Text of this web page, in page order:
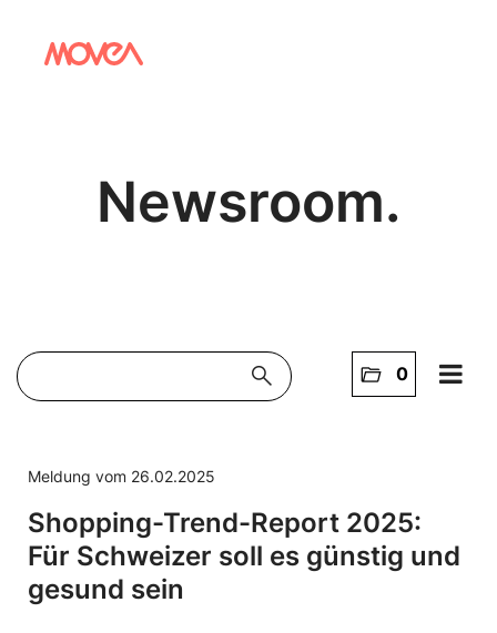
Newsroom.
search folder_open 0
Barmherzige Brüder Salzburg
Bring!
dm drogerie markt
Meldung vom 26.02.2025
Shopping-Trend-Report 2025:
Für Schweizer soll es günstig und
gesund sein